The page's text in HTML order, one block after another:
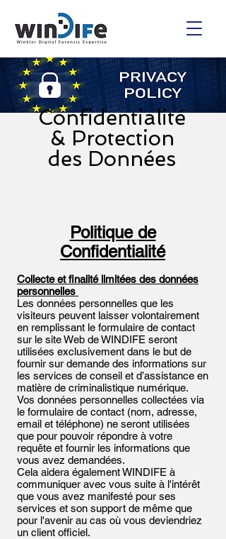
Confidentialité
& Protection
des Données
Politique de
Confidentialité
Collecte et finalité limitées des données
personnelles
Les données personnelles que les
visiteurs peuvent laisser volontairement
en remplissant le formulaire de contact
sur le site Web de WINDIFE seront
utilisées exclusivement dans le but de
fournir sur demande des informations sur
les services de conseil et d’assistance en
matière de criminalistique numérique.
Vos données personnelles collectées via
le formulaire de contact (nom, adresse,
email et téléphone) ne seront utilisées
que pour pouvoir répondre à votre
requête et fournir les informations que
vous avez demandées.
Cela aidera également WINDIFE à
communiquer avec vous suite à l'intérêt
que vous avez manifesté pour ses
services et son support de même que
pour l'avenir au cas où vous deviendriez
un client officiel.